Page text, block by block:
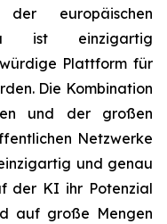
europäischen
ist einzigartig
Plattform für
Die Kombination
und der großen
Netzwerke
und genau
der KI ihr Potenzial
auf große Mengen